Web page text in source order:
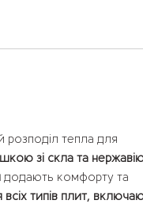
розподіл тепла для
зі скла та
додають комфорту та
всіх типів плит,